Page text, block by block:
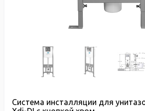
Cистема инсталляции для